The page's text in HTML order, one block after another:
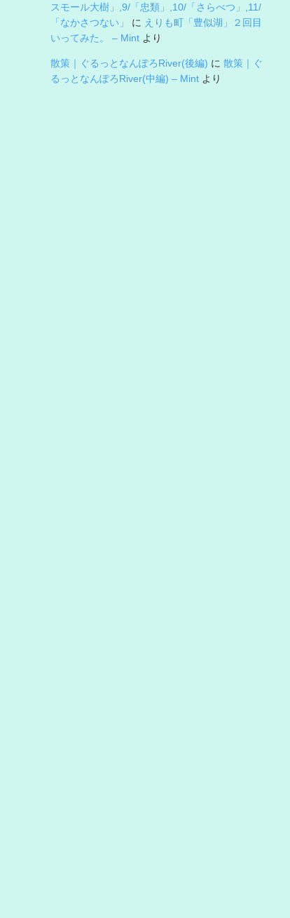
スモール大樹」,9/「忠類」,10/「さらべつ」,11/
「なかさつない」
に えりも町「豊似湖」２回目
いってみた。 – Mint より
散策｜ぐるっとなんぽろRiver(後編) に 散策｜ぐ
るっとなんぽろRiver(中編) – Mint より